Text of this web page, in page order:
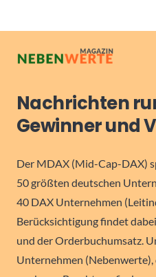
Nachrichten
Gewinner und
Der MDAX (Mid-Cap-DAX)
50 größten deutschen
40 DAX Unternehmen
Berücksichtigung findet
und der Orderbuchumsatz.
Unternehmen